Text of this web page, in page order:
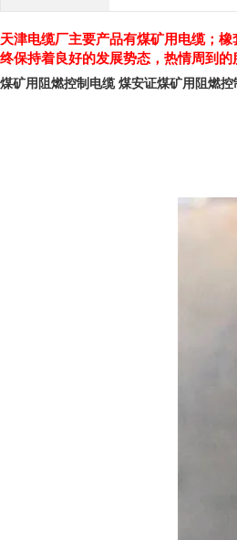
天津电缆厂主要产品有煤矿用电缆；
终保持着良好的发展势态，热情周到
煤矿用阻燃控制电缆 煤安证煤矿用阻燃